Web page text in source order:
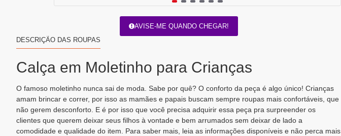
AVISE-ME QUANDO CHEGAR!
DESCRIÇÃO DAS ROUPAS
Calça em Moletinho para Crianças
O famoso moletinho nunca sai de moda. Sabe por quê? O conforto da peça é algo único! Crianças
amam brincar e correr, por isso as mamães e papais buscam sempre roupas mais confortáveis, que
não gerem desconforto. E é por isso que você precisa adquirir essa peça pra surpreender os
clientes que querem deixar seus filhos à vontade e bem arrumados sem deixar de lado a
comodidade e qualidade do item. Para saber mais, leia as informações disponíveis e não perca mais